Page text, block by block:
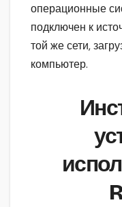
операционные
подключен к
той же сети,
компьютер.